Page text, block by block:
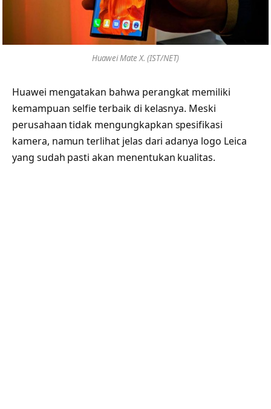
Huawei Mate X. (IST/NET)
Huawei mengatakan bahwa perangkat memiliki
kemampuan selfie terbaik di kelasnya. Meski
perusahaan tidak mengungkapkan spesifikasi
kamera, namun terlihat jelas dari adanya logo Leica
yang sudah pasti akan menentukan kualitas.